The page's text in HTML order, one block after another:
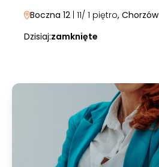
Boczna 12 | 11/ 1 piętro, Chorzów
Dzisiaj:zamknięte